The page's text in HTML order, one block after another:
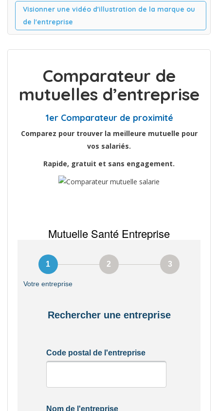
Visionner une vidéo d'illustration de la marque ou
de l'entreprise
Comparateur de
mutuelles d’entreprise
1er Comparateur de proximité
Comparez pour trouver la meilleure mutuelle pour
vos salariés.
Rapide, gratuit et sans engagement.